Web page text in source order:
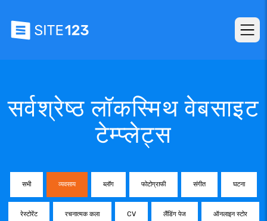
सर्वश्रेष्ठ लॉकस्मिथ वेबसाइट
टेम्प्लेट्स
सभी व्यवसाय ब्लॉग फोटोग्राफी संगीत घटना
रेस्टोरेंट रचनात्मक कला CV लैंडिंग पेज ऑनलाइन स्टोर